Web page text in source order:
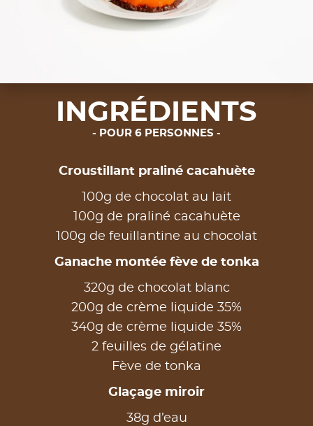
INGRÉDIENTS
POUR 6 PERSONNES
Croustillant praliné cacahuète
100g de chocolat au lait
100g de praliné cacahuète
100g de feuillantine au chocolat
Ganache montée fève de tonka
320g de chocolat blanc
200g de crème liquide 35%
340g de crème liquide 35%
2 feuilles de gélatine
Fève de tonka
Glaçage miroir
38g d’eau